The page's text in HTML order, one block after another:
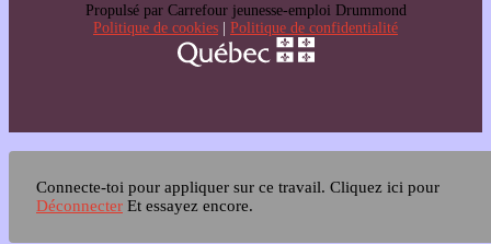
Propulsé par Carrefour jeunesse-emploi Drummond
Politique de cookies
Politique de confidentialité
Connecte-toi pour appliquer sur ce travail. Cliquez ici pour
Déconnecter Et essayez encore.